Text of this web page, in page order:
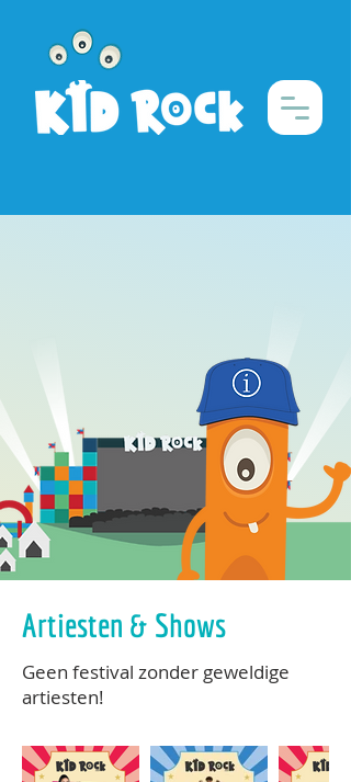
Artiesten & Shows
Geen festival zonder geweldige
artiesten!